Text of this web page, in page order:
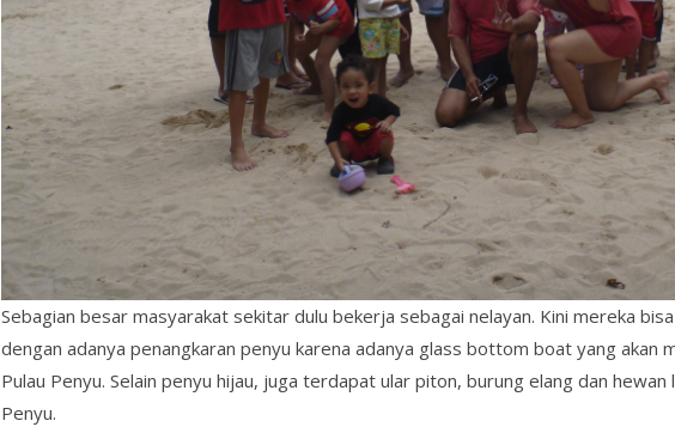
Sebagian besar masyarakat sekitar dulu bekerja sebagai nelayan. Kini mereka
dengan adanya penangkaran penyu karena adanya glass bottom boat yang akan
Pulau Penyu. Selain penyu hijau, juga terdapat ular piton, burung elang dan hewan
Penyu.